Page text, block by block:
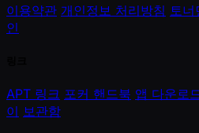
이용약관 개인정보 처리방침 토
인
APT 링크 포커 핸드북 앱 다운로
이 보관함